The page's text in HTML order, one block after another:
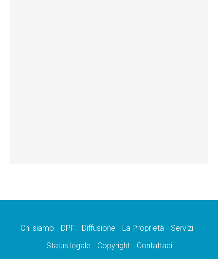
Chi siamo DPF Diffusione La Proprietà
Servizi
Status legale
Copyright Contattaci